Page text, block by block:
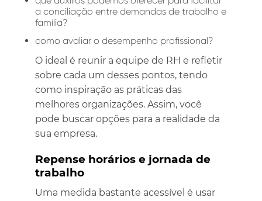
a conciliação entre demandas de trabalho e
família?
como avaliar o desempenho profissional?
O ideal é reunir a equipe de RH e refletir
sobre cada um desses pontos, tendo
como inspiração as práticas das
melhores organizações. Assim, você
pode buscar opções para a realidade da
sua empresa.
Repense horários e jornada de
trabalho
Uma medida bastante acessível é usar